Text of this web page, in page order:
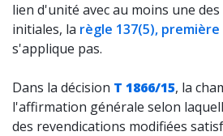
lien d'unité avec au moins une
initiales, la règle 137(5), première
s'applique pas.
Dans la décision T 1866/15, la
l'affirmation générale selon
des revendications modifiées